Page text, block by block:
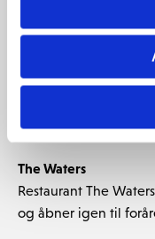
besvare e-mails og
lukket
Åbningstiderne fra 2.
• Mandag – Onsdag
• Torsdag og fredag ​​-
• Lørdag og søndag
The Waters
Restaurant The
og åbner igen til